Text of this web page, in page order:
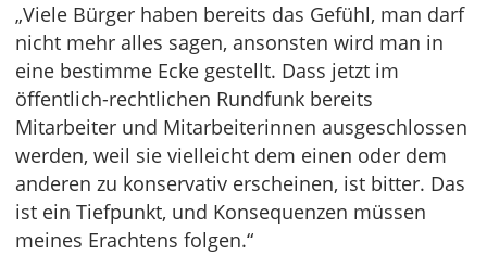
„Viele Bürger haben bereits das Gefühl, man darf
nicht mehr alles sagen, ansonsten wird man in
eine bestimme Ecke gestellt. Dass jetzt im
öffentlich-rechtlichen Rundfunk bereits
Mitarbeiter und Mitarbeiterinnen ausgeschlossen
werden, weil sie vielleicht dem einen oder dem
anderen zu konservativ erscheinen, ist bitter. Das
ist ein Tiefpunkt, und Konsequenzen müssen
meines Erachtens folgen.“